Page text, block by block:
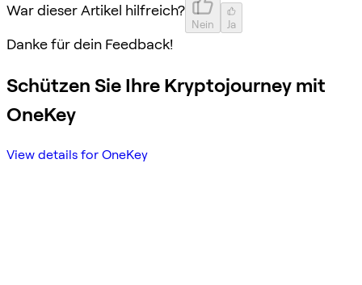
War dieser Artikel hilfreich?
Nein Ja
Danke für dein Feedback!
Schützen Sie Ihre Kryptojourney mit
OneKey
View details for OneKey